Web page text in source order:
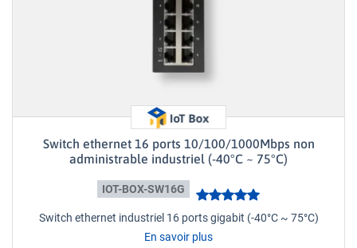
Switch ethernet 16 ports 10/100/1000Mbps non
administrable industriel (-40°C ~ 75°C)
IOT-BOX-SW16G
Switch ethernet industriel 16 ports gigabit (-40°C ~ 75°C)
En savoir plus